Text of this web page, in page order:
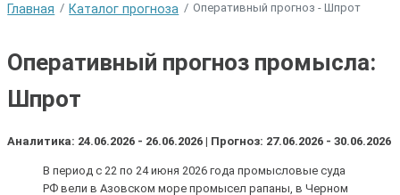
Главная Каталог прогноза Оперативный прогноз - Шпрот
Оперативный прогноз промысла:
Шпрот
Аналитика: 24.06.2026 - 26.06.2026 | Прогноз: 27.06.2026 - 30.06.2026
В период с 22 по 24 июня 2026 года промысловые суда
РФ вели в Азовском море промысел рапаны, в Черном